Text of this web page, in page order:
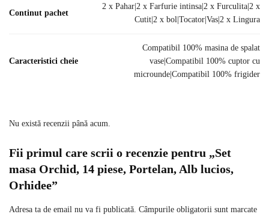
Continut pachet
2 x Pahar|2 x Farfurie intinsa|2 x Furculita|2 x
Cutit|2 x bol|Tocator|Vas|2 x Lingura
Caracteristici cheie
Compatibil 100% masina de spalat
vase|Compatibil 100% cuptor cu
microunde|Compatibil 100% frigider
Nu există recenzii până acum.
Fii primul care scrii o recenzie pentru „Set
masa Orchid, 14 piese, Portelan, Alb lucios,
Orhidee”
Adresa ta de email nu va fi publicată. Câmpurile obligatorii sunt marcate